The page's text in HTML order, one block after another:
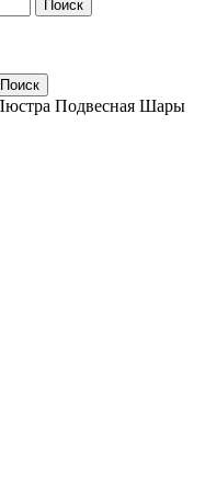
Поиск
Поиск
Подвесная Шары